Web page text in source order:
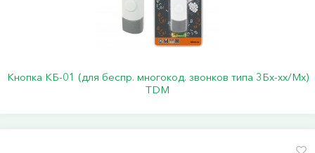
Кнопка КБ-01 (для беспр. многокод. звонков типа 3Бх-хх/Мх)
TDM